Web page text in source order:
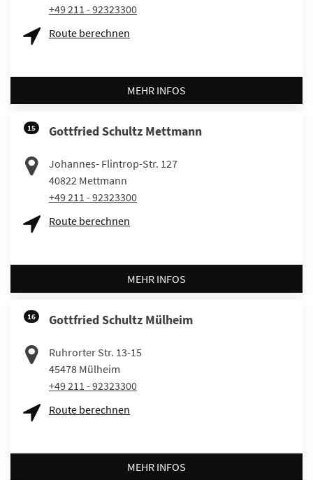
+49 211 - 92323300
Route berechnen
MEHR INFOS
15 Gottfried Schultz Mettmann
Johannes- Flintrop-Str. 127
40822 Mettmann
+49 211 - 92323300
Route berechnen
MEHR INFOS
16 Gottfried Schultz Mülheim
Ruhrorter Str. 13-15
45478 Mülheim
+49 211 - 92323300
Route berechnen
MEHR INFOS